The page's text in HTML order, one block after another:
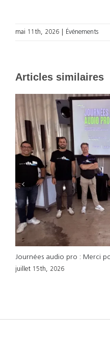
mai 11th, 2026 Événements
Articles similaires
Journées audio pro : Merci
juillet 15th, 2026